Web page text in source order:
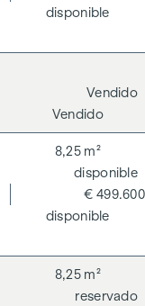
disponible
Vendido
Vendido
8,25 m²
€ 499.600
disponible
disponible
8,25 m²
reservado